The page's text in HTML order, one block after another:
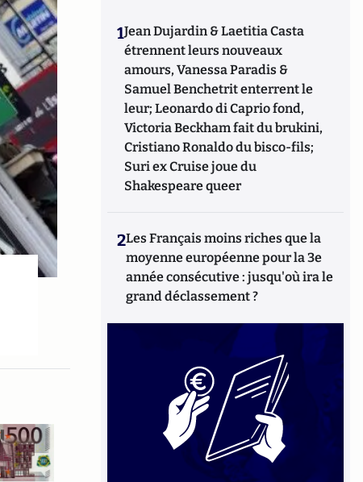
1Jean Dujardin & Laetitia Casta
étrennent leurs nouveaux
amours, Vanessa Paradis &
Samuel Benchetrit enterrent le
leur; Leonardo di Caprio fond,
Victoria Beckham fait du brukini,
Cristiano Ronaldo du bisco-fils;
Suri ex Cruise joue du
Shakespeare queer
2Les Français moins riches que la
moyenne européenne pour la 3e
année consécutive : jusqu'où ira le
grand déclassement ?